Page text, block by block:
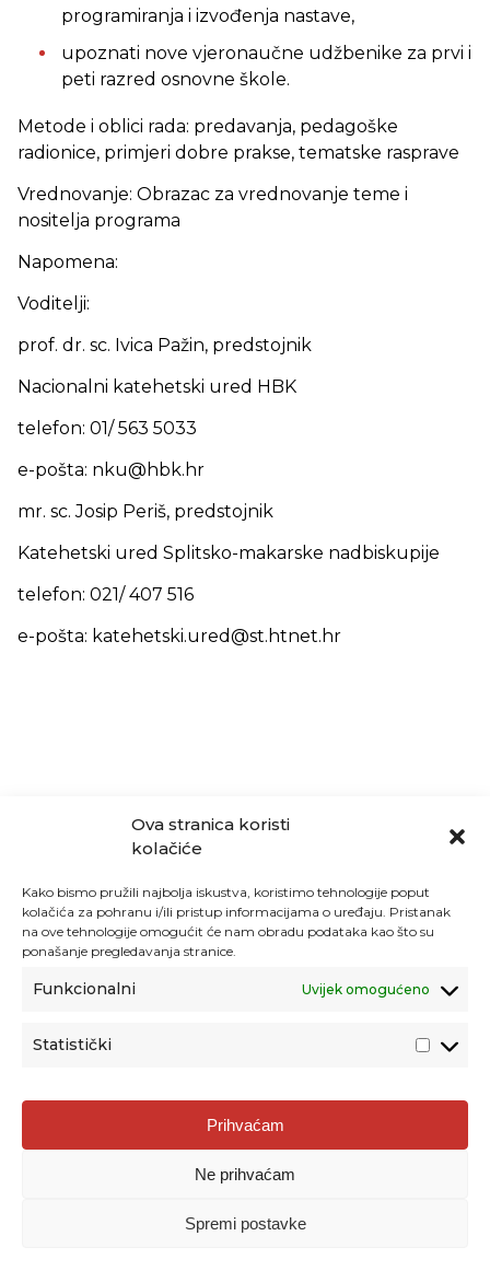
Ova stranica koristi
kolačiće
Kako bismo pružili najbolja iskustva, koristimo tehnologije poput
kolačića za pohranu i/ili pristup informacijama o uređaju. Pristanak
na ove tehnologije omogućit će nam obradu podataka kao što su
ponašanje pregledavanja stranice.
Funkcionalni Uvijek omogućeno
Statistički
Prihvaćam
Ne prihvaćam
Spremi postavke
programiranja i izvođenja nastave,
upoznati nove vjeronaučne udžbenike za prvi i
peti razred osnovne škole.
Metode i oblici rada: predavanja, pedagoške
radionice, primjeri dobre prakse, tematske rasprave
Vrednovanje: Obrazac za vrednovanje teme i
nositelja programa
Napomena:
Voditelji:
prof. dr. sc. Ivica Pažin, predstojnik
Nacionalni katehetski ured HBK
telefon: 01/ 563 5033
e-pošta: nku@hbk.hr
mr. sc. Josip Periš, predstojnik
Katehetski ured Splitsko-makarske nadbiskupije
telefon: 021/ 407 516
e-pošta: katehetski.ured@st.htnet.hr
Agencija za odgoj i obrazovanje
Donje Svetice 38, 10000 Zagreb
1778129
Prenošenje sadržaja dopušteno je uz navođenje izvora.